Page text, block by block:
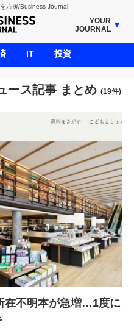
応援/Business Journal
YOUR
JOURNAL
JOURNAL
JOURNAL
JOURNAL
BROKERAGE JOURNAL
JOURNAL
JOURNAL
ース記事 まとめ (19件)
在不明本が急増…1度に
IT 投資